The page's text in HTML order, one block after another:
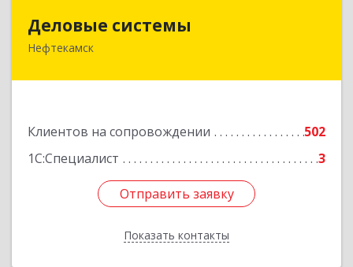
Деловые системы
Нефтекамск
Клиентов на сопровождении
502
1С:Специалист
3
Отправить заявку
Показать контакты
452689, Башкортостан Респ, Нефтекамск г,
Отправить заявку
Назад